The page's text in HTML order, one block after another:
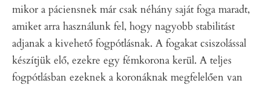
mikor a páciensnek már csak néhány saját foga maradt,
amiket arra használunk fel, hogy nagyobb stabilitást
adjanak a kivehető fogpótlásnak. A fogakat csiszolással
készítjük elő, ezekre egy fémkorona kerül. A teljes
fogpótlásban ezeknek a koronáknak megfelelően van